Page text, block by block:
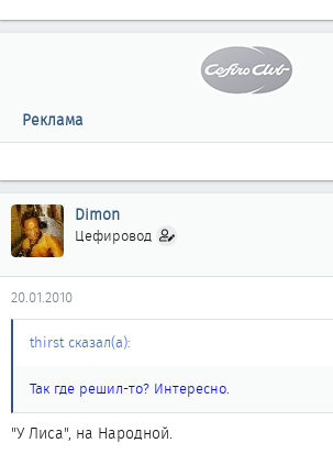
Реклама
Dimon
Цефировод
20.01.2010
thirst сказал(а):
Так где решил-то? Интересно.
"У Лиса", на Народной.